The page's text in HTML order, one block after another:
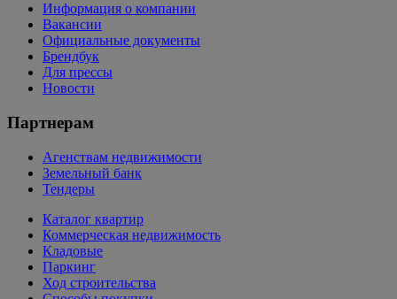
Информация о компании
Вакансии
Официальные документы
Брендбук
Для прессы
Новости
Партнерам
Агенствам недвижимости
Земельный банк
Тендеры
Каталог квартир
Коммерческая недвижимость
Кладовые
Паркинг
Ход строительства